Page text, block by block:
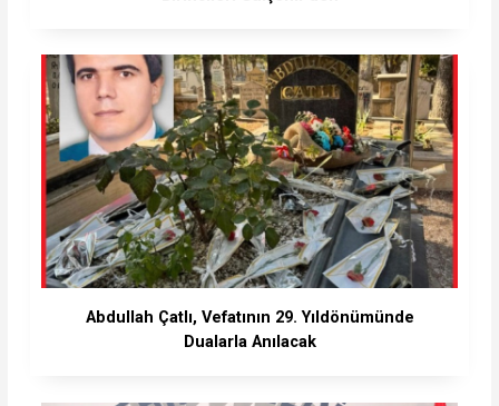
Abdullah Çatlı, Vefatının 29. Yıldönümünde
Dualarla Anılacak